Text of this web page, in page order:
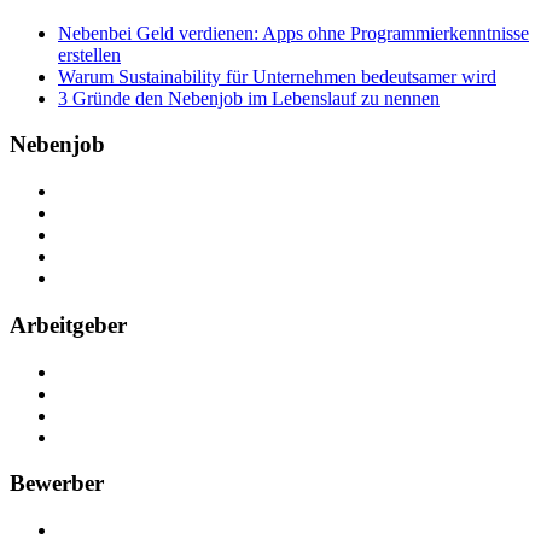
Nebenbei Geld verdienen: Apps ohne Programmierkenntnisse
erstellen
Warum Sustainability für Unternehmen bedeutsamer wird
3 Gründe den Nebenjob im Lebenslauf zu nennen
Nebenjob
Arbeitgeber
Bewerber